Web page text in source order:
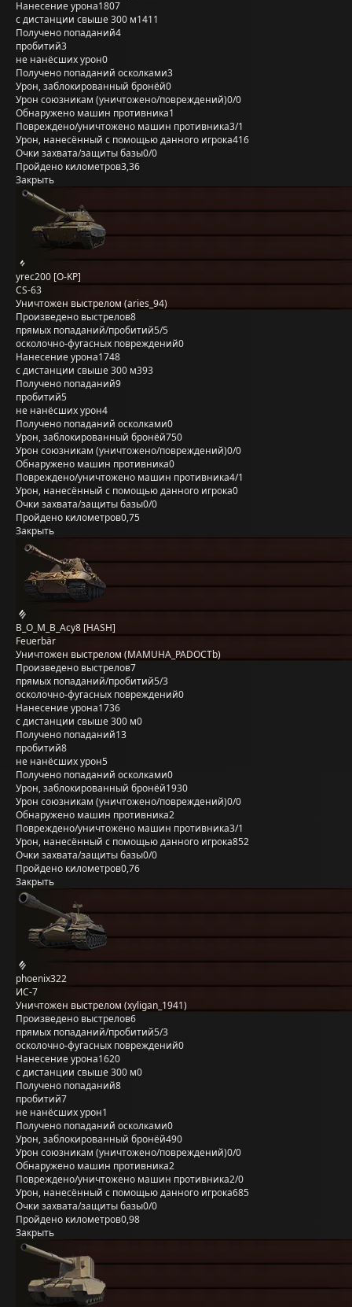
Нанесение урона1807
с дистанции свыше 300 м1411
Получено попаданий4
пробитий3
не нанёсших урон0
Получено попаданий осколками3
Урон, заблокированный бронёй0
Урон союзникам (уничтожено/повреждений)0/0
Обнаружено машин противника1
Повреждено/уничтожено машин противника3/1
Урон, нанесённый с помощью данного игрока416
Очки захвата/защиты базы0/0
Пройдено километров3,36
Закрыть
yrec200 [O-KP]
CS-63
Уничтожен выстрелом (aries_94)
Произведено выстрелов8
прямых попаданий/пробитий5/5
осколочно-фугасных повреждений0
Нанесение урона1748
с дистанции свыше 300 м393
Получено попаданий9
пробитий5
не нанёсших урон4
Получено попаданий осколками0
Урон, заблокированный бронёй750
Урон союзникам (уничтожено/повреждений)0/0
Обнаружено машин противника0
Повреждено/уничтожено машин противника4/1
Урон, нанесённый с помощью данного игрока0
Очки захвата/защиты базы0/0
Пройдено километров0,75
Закрыть
B_O_M_B_Acy8 [HASH]
Feuerbär
Уничтожен выстрелом (MAMUHA_PADOCTb)
Произведено выстрелов7
прямых попаданий/пробитий5/3
осколочно-фугасных повреждений0
Нанесение урона1736
с дистанции свыше 300 м0
Получено попаданий13
пробитий8
не нанёсших урон5
Получено попаданий осколками0
Урон, заблокированный бронёй1930
Урон союзникам (уничтожено/повреждений)0/0
Обнаружено машин противника2
Повреждено/уничтожено машин противника3/1
Урон, нанесённый с помощью данного игрока852
Очки захвата/защиты базы0/0
Пройдено километров0,76
Закрыть
phoenix322
ИС-7
Уничтожен выстрелом (xyligan_1941)
Произведено выстрелов6
прямых попаданий/пробитий5/3
осколочно-фугасных повреждений0
Нанесение урона1620
с дистанции свыше 300 м0
Получено попаданий8
пробитий7
не нанёсших урон1
Получено попаданий осколками0
Урон, заблокированный бронёй490
Урон союзникам (уничтожено/повреждений)0/0
Обнаружено машин противника2
Повреждено/уничтожено машин противника2/0
Урон, нанесённый с помощью данного игрока685
Очки захвата/защиты базы0/0
Пройдено километров0,98
Закрыть